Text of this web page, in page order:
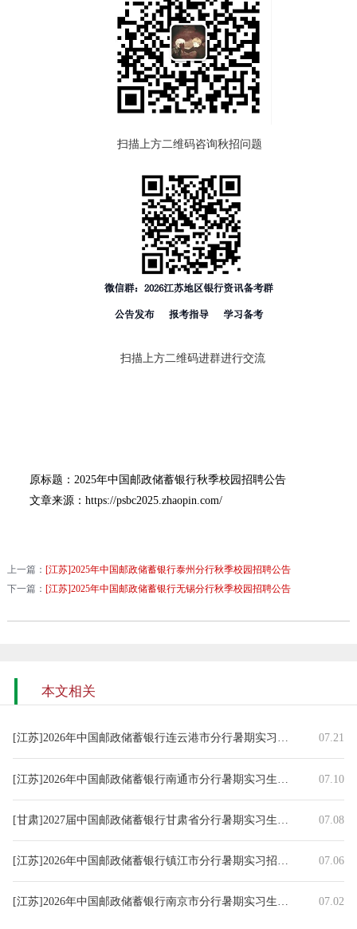
扫描上方二维码咨询秋招问题
扫描上方二维码进群进行交流
原标题：2025年中国邮政储蓄银行秋季校园招聘公告
文章来源：https://psbc2025.zhaopin.com/
上一篇： [江苏]2025年中国邮政储蓄银行泰州分行秋季校园招聘公告
下一篇： [江苏]2025年中国邮政储蓄银行无锡分行秋季校园招聘公告
本文相关
[江苏]2026年中国邮政储蓄银行连云港市分行暑期实习生招录公告07.21
[江苏]2026年中国邮政储蓄银行南通市分行暑期实习生招募公告07.10
[甘肃]2027届中国邮政储蓄银行甘肃省分行暑期实习生招聘公告07.08
[江苏]2026年中国邮政储蓄银行镇江市分行暑期实习招聘公告 07.06
[江苏]2026年中国邮政储蓄银行南京市分行暑期实习生招募公告07.02